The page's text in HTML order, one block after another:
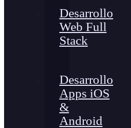
Desarrollo
Web Full
Stack
Desarrollo
Apps iOS
&
Android